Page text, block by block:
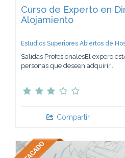
Curso de Experto en
Alojamiento
Estudios Superiores Abiertos de
Salidas ProfesionalesEl expero
personas que deseen adquirir...
Compartir